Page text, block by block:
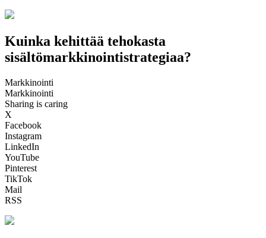
Kuinka kehittää tehokasta
sisältömarkkinointistrategiaa?
Markkinointi
Markkinointi
Sharing is caring
X
Facebook
Instagram
LinkedIn
YouTube
Pinterest
TikTok
Mail
RSS